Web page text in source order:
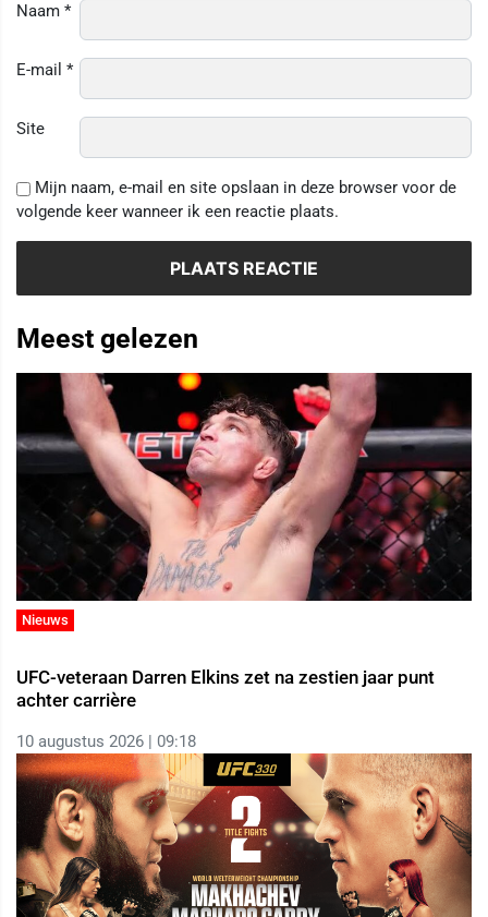
Naam *
E-mail *
Site
Mijn naam, e-mail en site opslaan in deze browser voor de
volgende keer wanneer ik een reactie plaats.
Meest gelezen
Nieuws
UFC-veteraan Darren Elkins zet na zestien jaar punt
achter carrière
10 augustus 2026 | 09:18